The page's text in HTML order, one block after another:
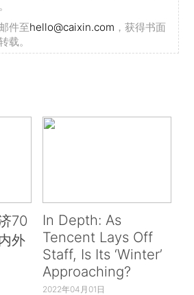
件至hello@caixin.com ，获得书面
载。
70
外
In Depth: As
Tencent Lays Off
Staff, Is Its ‘Winter’
Approaching?
2022年04月01日